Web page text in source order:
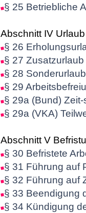
§ 25 Betriebliche
Abschnitt IV
§ 26
§ 27 Zusatzurlaub
§ 28 Sonderurlaub
§ 29
§ 29a (Bund) Zeit-
§ 29a (VKA)
Abschnitt V
§ 30 Befristete
§ 31 Führung auf
§ 32 Führung auf
§ 33 Beendigung
§ 34 Kündigung